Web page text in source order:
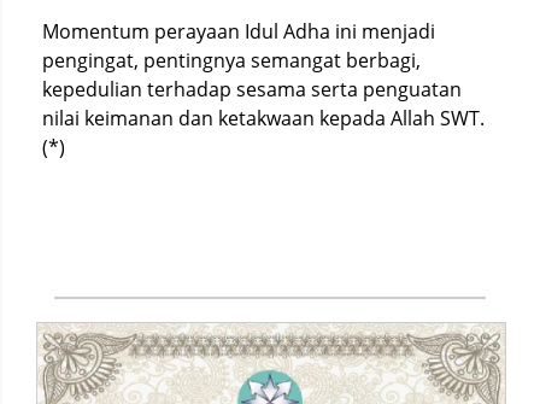
Momentum perayaan Idul Adha ini menjadi
pengingat, pentingnya semangat berbagi,
kepedulian terhadap sesama serta penguatan
nilai keimanan dan ketakwaan kepada Allah SWT.
(*)